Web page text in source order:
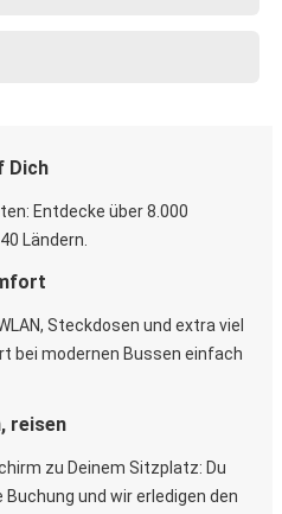
Dich
Entdecke über 8.000
Ländern.
Steckdosen und extra viel
bei modernen Bussen einfach
reisen
zu Deinem Sitzplatz: Du
und wir erledigen den